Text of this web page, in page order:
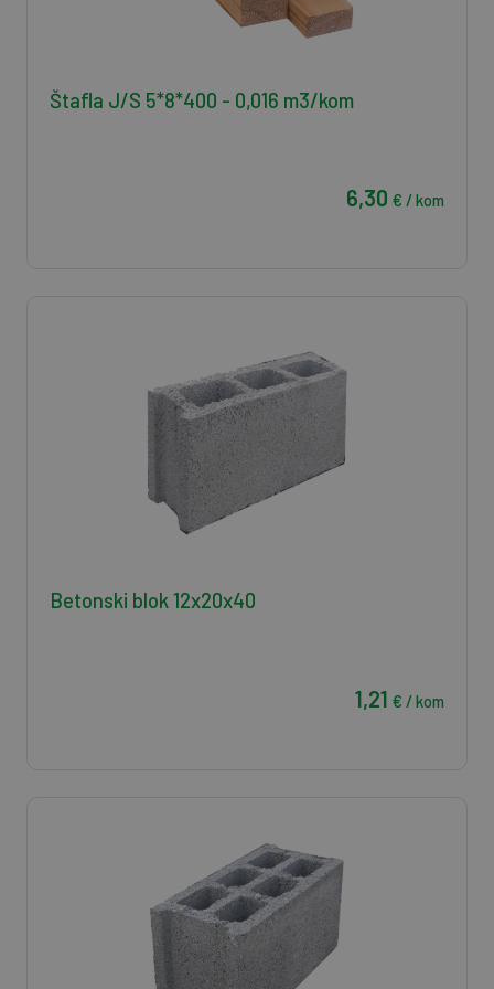
Štafla J/S 5*8*400 - 0,016 m3/kom
6,30 € / kom
Betonski blok 12x20x40
1,21 € / kom